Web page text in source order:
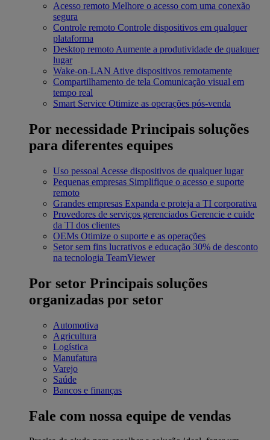
Acesso remoto Melhore o acesso com uma conexão
segura
Controle remoto Controle dispositivos em qualquer
plataforma
Desktop remoto Aumente a produtividade de qualquer
lugar
Wake-on-LAN Ative dispositivos remotamente
Compartilhamento de tela Comunicação visual em
tempo real
Smart Service Otimize as operações pós-venda
Por necessidade Principais soluções
para diferentes equipes
Uso pessoal Acesse dispositivos de qualquer lugar
Pequenas empresas Simplifique o acesso e suporte
remoto
Grandes empresas Expanda e proteja a TI corporativa
Provedores de serviços gerenciados Gerencie e cuide
da TI dos clientes
OEMs Otimize o suporte e as operações
Setor sem fins lucrativos e educação 30% de desconto
na tecnologia TeamViewer
Por setor Principais soluções
organizadas por setor
Automotiva
Agricultura
Logística
Manufatura
Varejo
Saúde
Bancos e finanças
Fale com nossa equipe de vendas